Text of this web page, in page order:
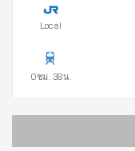
Local
0ชม. 38น.